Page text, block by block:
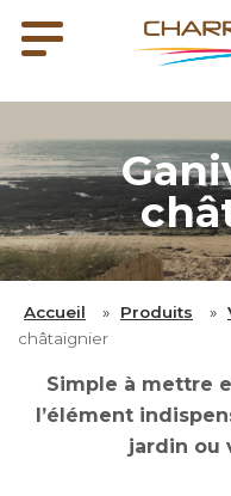
Accueil » Produits »
châtaignier
Simple à mettre
l’élément
jardin ou